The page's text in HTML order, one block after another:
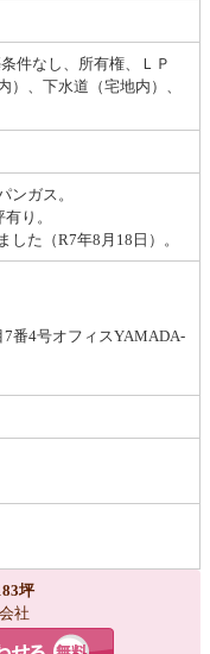
件なし、所有権、ＬＰ
）、下水道（宅地内）、
ンガス。
り。
した（R7年8月18日）。
番4号オフィスYAMADA-
坪
社